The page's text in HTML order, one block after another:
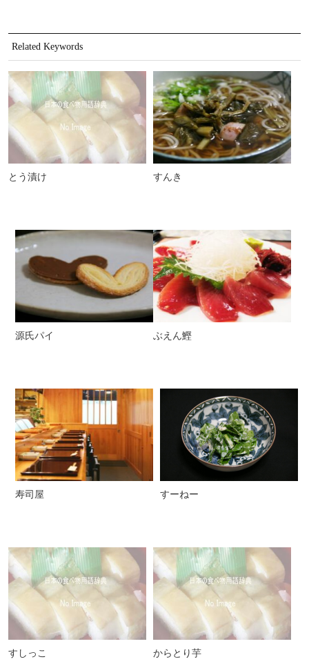
Related Keywords
とう漬け すんき
源氏パイ ぶえん鰹
寿司屋 すーねー
すしっこ からとり芋